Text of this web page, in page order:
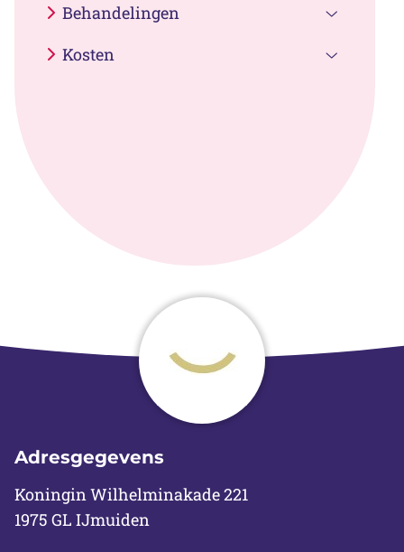
Behandelingen
submenu
Kosten
Adresgegevens
Koningin Wilhelminakade 221
1975 GL IJmuiden